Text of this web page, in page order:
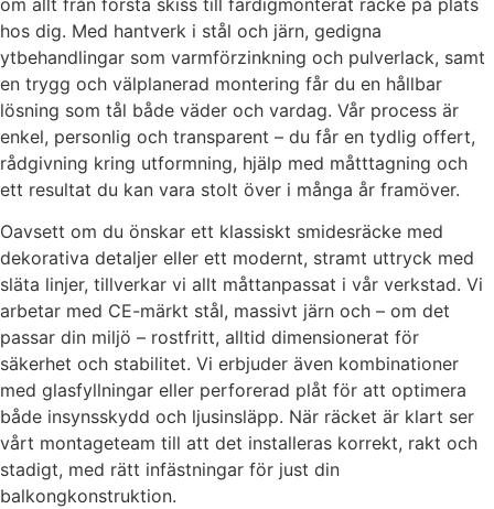
om allt från första skiss till färdigmonterat räcke på plats
hos dig. Med hantverk i stål och järn, gedigna
ytbehandlingar som varmförzinkning och pulverlack, samt
en trygg och välplanerad montering får du en hållbar
lösning som tål både väder och vardag. Vår process är
enkel, personlig och transparent – du får en tydlig offert,
rådgivning kring utformning, hjälp med måtttagning och
ett resultat du kan vara stolt över i många år framöver.
Oavsett om du önskar ett klassiskt smidesräcke med
dekorativa detaljer eller ett modernt, stramt uttryck med
släta linjer, tillverkar vi allt måttanpassat i vår verkstad. Vi
arbetar med CE-märkt stål, massivt järn och – om det
passar din miljö – rostfritt, alltid dimensionerat för
säkerhet och stabilitet. Vi erbjuder även kombinationer
med glasfyllningar eller perforerad plåt för att optimera
både insynsskydd och ljusinsläpp. När räcket är klart ser
vårt montageteam till att det installeras korrekt, rakt och
stadigt, med rätt infästningar för just din
balkongkonstruktion.